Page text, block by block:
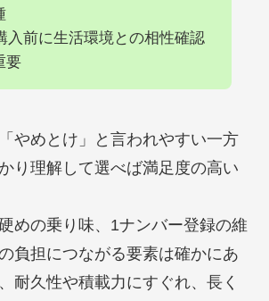
入前に生活環境との相性確認
要
やめとけ」と言われやすい一方
り理解して選べば満足度の高い
めの乗り味、1ナンバー登録の維
負担につながる要素は確かにあ
耐久性や積載力にすぐれ、長く